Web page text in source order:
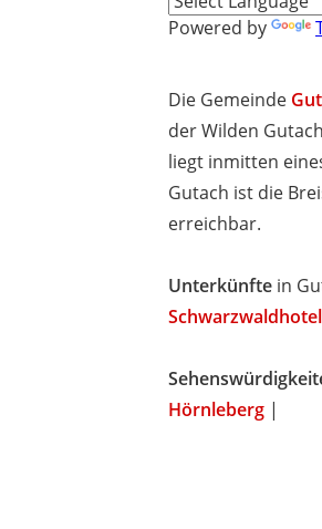
Powered by
Die Gemeinde
der Wilden
liegt inmitten
Gutach ist die
erreichbar.
Unterkünfte in
Hörnleberg |